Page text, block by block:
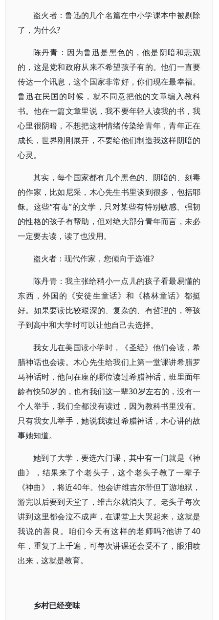
盗火者：鲁迅的几个名篇在中小学课本中被剔除
了，为什么?
陈丹青：因为鲁迅是黑色的，他是阴暗和悲观
的，这是党和政府从来不希望孩子有的。他们一直要
传达一个讯息，这个国家非常好，你们现在最幸福。
鲁迅在民国的时候，就不同意把他的文章编入教科
书。他在一篇文章里说，我不要年轻人读我的书，我
心里很阴暗，不想把这种情绪传染给青年，青年正在
成长，世界刚刚展开，不要给他们制造我这样阴暗的
心灵。
其实，每个国家都有几个黑色的、阴暗的、刻毒
的作家，比如尼采，木心先生书里谈到很多，包括耶
稣。这些“有毒”的文学，只对某些有特别敏感、强韧
的性格的孩子有帮助，但对绝大部分青年而言，未必
一定要去读，读了也没用。
盗火者：现代作家，您倾向于选谁?
陈丹青：我主张给稍小一点儿的孩子看最易懂的
东西，外国的《安徒生童话》和《格林童话》都挺
好。如果要读比较艰深的、复杂的、有哲理的，等孩
子到高中和大学时可以让他自己去选择。
我女儿在美国读小学时，《圣经》他们会读，希
腊神话也会读。木心先生给我们上第一堂课讲希腊罗
马神话时，他问在座的哪位读过希腊神话，班里面年
龄有快50岁的，也有我们这一辈30岁左右的，没有一
个人举手，我们全都没有读过，因为教科书里没有。
只有我女儿举手，她说我读过希腊神话，木心讲的故
事她知道。
她到了大学，要选六门课，其中有一门就是《神
曲》，结果来了个老头子，这个老头子教了一辈子
《神曲》，将近40年。他会讲维吉尔带但丁游地狱，
游完以后要到天堂了，维吉尔就消失了。老头子每次
讲到这里都会泣不成声，在课堂上大哭起来，这就是
我说的善良。咱们今天有这样的老师吗?他讲了40
年，重复了上千遍，可每次讲课还会受不了，眼泪喷
出来，这就是教育。
乡村已经变味